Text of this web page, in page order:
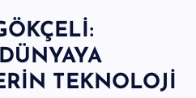
e
r
I
TEKNOLOJİ